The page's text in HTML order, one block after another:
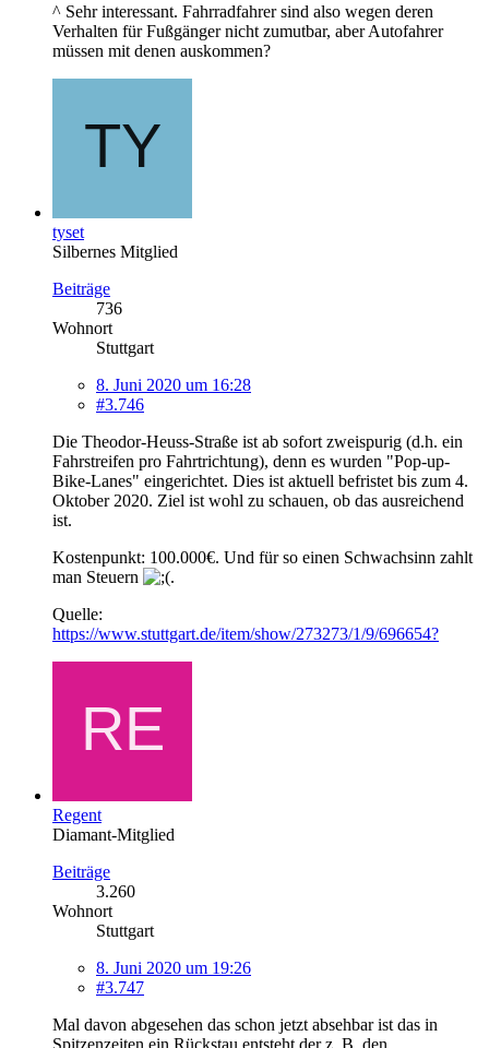
^ Sehr interessant. Fahrradfahrer sind also wegen deren
Verhalten für Fußgänger nicht zumutbar, aber Autofahrer
müssen mit denen auskommen?
tyset
Silbernes Mitglied
Beiträge
736
Wohnort
Stuttgart
8. Juni 2020 um 16:28
#3.746
Die Theodor-Heuss-Straße ist ab sofort zweispurig (d.h. ein
Fahrstreifen pro Fahrtrichtung), denn es wurden "Pop-up-
Bike-Lanes" eingerichtet. Dies ist aktuell befristet bis zum 4.
Oktober 2020. Ziel ist wohl zu schauen, ob das ausreichend
ist.
Kostenpunkt: 100.000€. Und für so einen Schwachsinn zahlt
man Steuern
.
Quelle:
https://www.stuttgart.de/item/show/273273/1/9/696654?
Regent
Diamant-Mitglied
Beiträge
3.260
Wohnort
Stuttgart
8. Juni 2020 um 19:26
#3.747
Mal davon abgesehen das schon jetzt absehbar ist das in
Spitzenzeiten ein Rückstau entsteht der z. B. den